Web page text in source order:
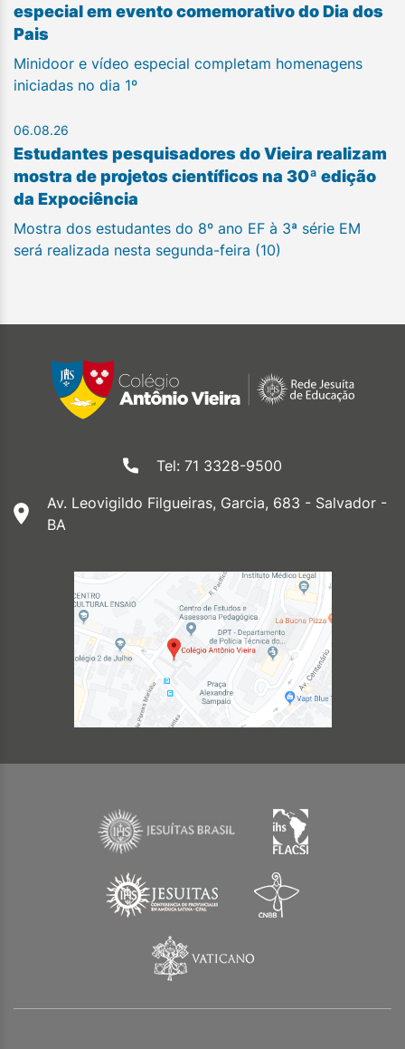
especial em evento comemorativo do Dia dos
Pais
Minidoor e vídeo especial completam homenagens
iniciadas no dia 1º
06.08.26
Estudantes pesquisadores do Vieira realizam
mostra de projetos científicos na 30ª edição
da Expociência
Mostra dos estudantes do 8º ano EF à 3ª série EM
será realizada nesta segunda-feira (10)
Tel: 71 3328-9500
Av. Leovigildo Filgueiras, Garcia, 683 - Salvador -
BA